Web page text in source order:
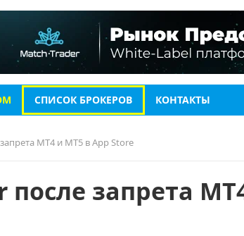
СПИСОК БРОКЕРОВ КОНТАКТЫ
MT4 и MT5 в App Store
запрета